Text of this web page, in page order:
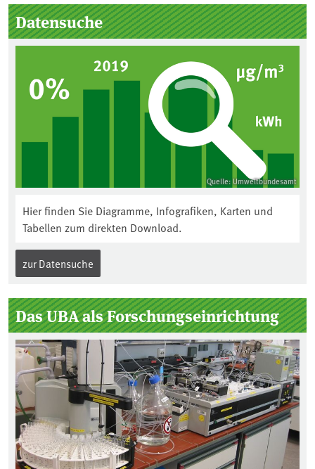
Seitenleiste
Datensuche
Quelle: Umweltbundesamt
Hier finden Sie Diagramme, Infografiken, Karten und
Tabellen zum direkten Download.
zur Datensuche
Das UBA als Forschungseinrichtung